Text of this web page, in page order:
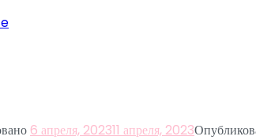
6 апреля, 202311 апреля, 2023